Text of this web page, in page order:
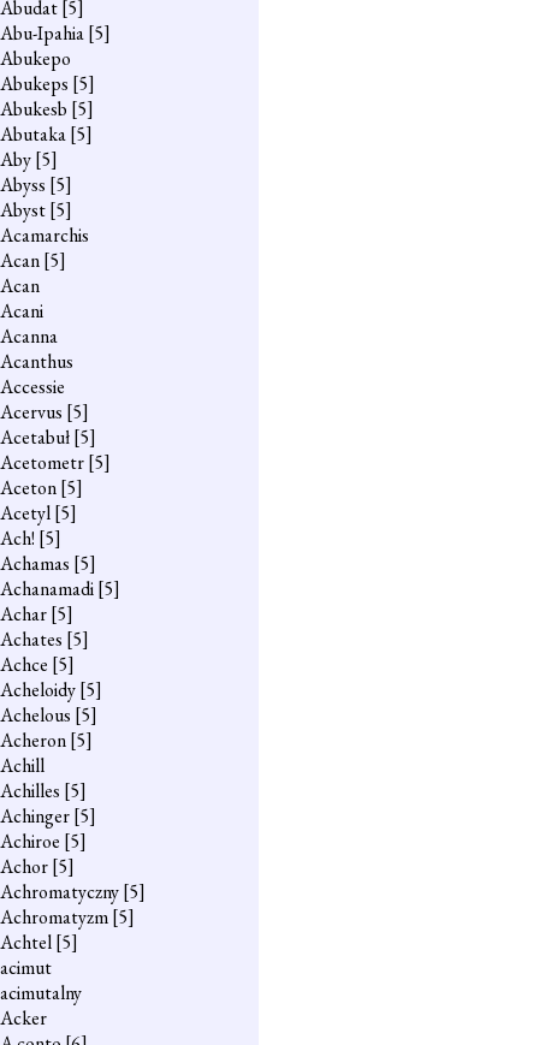
Abudat[5]
Abu-Ipahia[5]
Abukepo
Abukeps [5]
Abukesb [5]
Abutaka[5]
Aby[5]
Abyss [5]
Abyst[5]
Acamarchis
Acan[5]
Acan
Acani
Acanna
Acanthus
Accessie
Acervus [5]
Acetabuł[5]
Acetometr[5]
Aceton[5]
Acetyl[5]
Ach! [5]
Achamas [5]
Achanamadi[5]
Achar[5]
Achates [5]
Achce [5]
Acheloidy[5]
Achelous [5]
Acheron[5]
Achill
Achilles [5]
Achinger[5]
Achiroe [5]
Achor[5]
Achromatyczny[5]
Achromatyzm[5]
Achtel[5]
acimut
acimutalny
Acker